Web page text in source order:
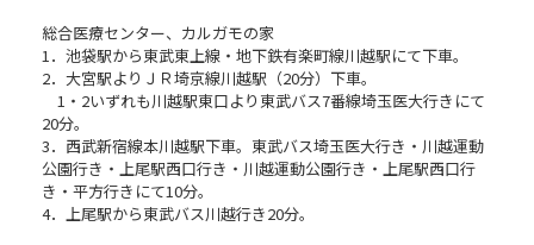
総合医療センター、カルガモの家
1．池袋駅から東武東上線・地下鉄有楽町線川越駅にて下車。
2．大宮駅よりＪＲ埼京線川越駅（20分）下車。
1・2いずれも川越駅東口より東武バス7番線埼玉医大行きにて
20分。
3．西武新宿線本川越駅下車。東武バス埼玉医大行き・川越運動
公園行き・上尾駅西口行き・川越運動公園行き・上尾駅西口行
き・平方行きにて10分。
4．上尾駅から東武バス川越行き20分。